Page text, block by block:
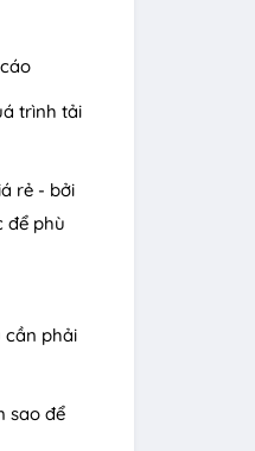
trình tải
rẻ - bởi
để phù
cần phải
sao để